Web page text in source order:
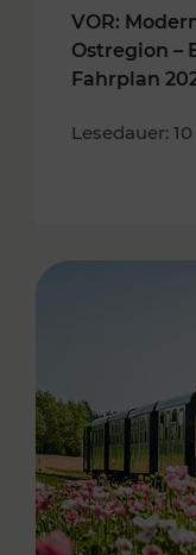
VOR:
Ostregion –
Fahrplan
Lesedauer: